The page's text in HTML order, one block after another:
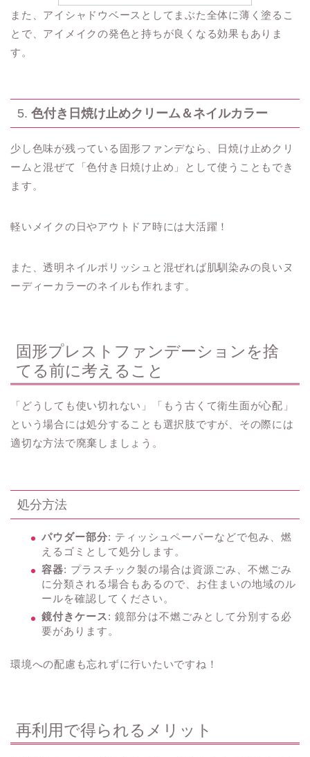
また、アイシャドウベースとしてまぶた全体に薄く塗るこ
とで、アイメイクの発色と持ちが良くなる効果もありま
す。
5. 色付き日焼け止めクリーム＆ネイルカラー
少し色味が残っている固形ファンデなら、日焼け止めクリ
ームと混ぜて「色付き日焼け止め」として使うこともでき
ます。
軽いメイクの日やアウトドア時には大活躍！
また、透明ネイルポリッシュと混ぜれば肌馴染みの良いヌ
ーディーカラーのネイルも作れます。
固形プレストファンデーションを捨
てる前に考えること
「どうしても使い切れない」「もう古くて衛生面が心配」
という場合には処分することも選択肢ですが、その際には
適切な方法で廃棄しましょう。
処分方法
パウダー部分: ティッシュペーパーなどで包み、燃
えるゴミとして処分します。
容器: プラスチック製の場合は資源ごみ、不燃ごみ
に分類される場合もあるので、お住まいの地域のル
ールを確認してください。
鏡付きケース: 鏡部分は不燃ごみとして分別する必
要があります。
環境への配慮も忘れずに行いたいですね！
再利用で得られるメリット